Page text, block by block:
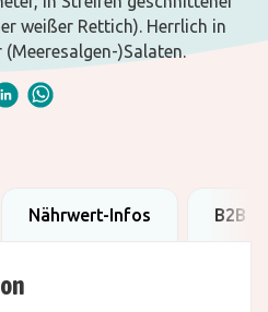
weißer Rettich). Herrlich in
)Salaten.
Nährwert-Infos B2B